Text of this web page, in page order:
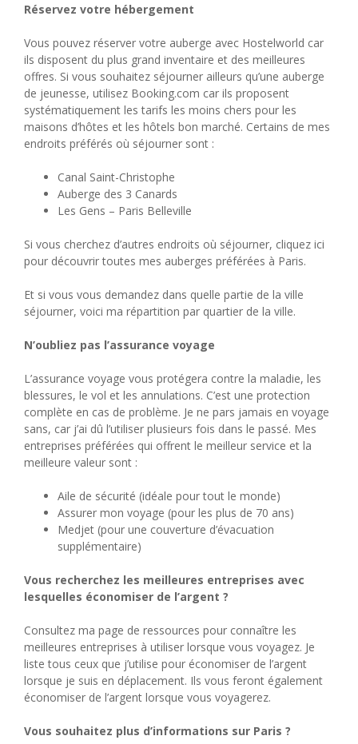
Réservez votre hébergement
Vous pouvez réserver votre auberge avec Hostelworld car
ils disposent du plus grand inventaire et des meilleures
offres. Si vous souhaitez séjourner ailleurs qu’une auberge
de jeunesse, utilisez Booking.com car ils proposent
systématiquement les tarifs les moins chers pour les
maisons d’hôtes et les hôtels bon marché. Certains de mes
endroits préférés où séjourner sont :
Canal Saint-Christophe
Auberge des 3 Canards
Les Gens – Paris Belleville
Si vous cherchez d’autres endroits où séjourner, cliquez ici
pour découvrir toutes mes auberges préférées à Paris.
Et si vous vous demandez dans quelle partie de la ville
séjourner, voici ma répartition par quartier de la ville.
N’oubliez pas l’assurance voyage
L’assurance voyage vous protégera contre la maladie, les
blessures, le vol et les annulations. C’est une protection
complète en cas de problème. Je ne pars jamais en voyage
sans, car j’ai dû l’utiliser plusieurs fois dans le passé. Mes
entreprises préférées qui offrent le meilleur service et la
meilleure valeur sont :
Aile de sécurité (idéale pour tout le monde)
Assurer mon voyage (pour les plus de 70 ans)
Medjet (pour une couverture d’évacuation
supplémentaire)
Vous recherchez les meilleures entreprises avec
lesquelles économiser de l’argent ?
Consultez ma page de ressources pour connaître les
meilleures entreprises à utiliser lorsque vous voyagez. Je
liste tous ceux que j’utilise pour économiser de l’argent
lorsque je suis en déplacement. Ils vous feront également
économiser de l’argent lorsque vous voyagerez.
Vous souhaitez plus d’informations sur Paris ?